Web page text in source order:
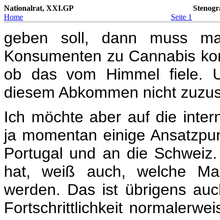
Nationalrat, XXI.GP
Home
Seite 1
geben soll, dann muss
Konsumenten zu Cannabis
ob das vom Himmel fiele.
diesem Abkommen nicht
Ich möchte aber auf die
ja momentan einige
Portugal und an die
hat, weiß auch, welche
werden. Das ist übrigens
Fortschrittlichkeit